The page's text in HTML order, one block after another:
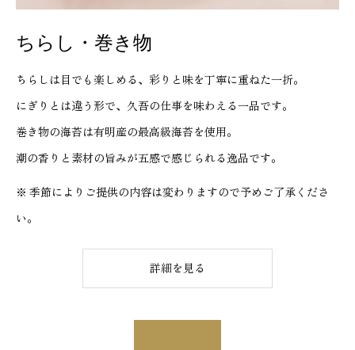
ちらし・巻き物
ちらしは目でも楽しめる、彩りと味を丁寧に重ねた一折。
にぎりとは違う形で、久吾の仕事を味わえる一品です。
巻き物の海苔は有明産の最高級海苔を使用。
潮の香りと素材の旨みが五感で感じられる逸品です。
※ 季節によりご提供の内容は変わりますので予めご了承くださ
い。
詳細を見る